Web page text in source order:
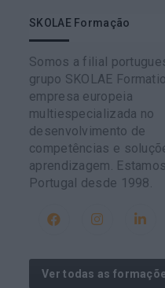
SKOLAE Formação
Somos a filial
grupo SKOLAE
empresa europeia
multiespecializada no
desenvolvimento de
competências e
aprendizagem.
Portugal desde 1998.
Ver todas as